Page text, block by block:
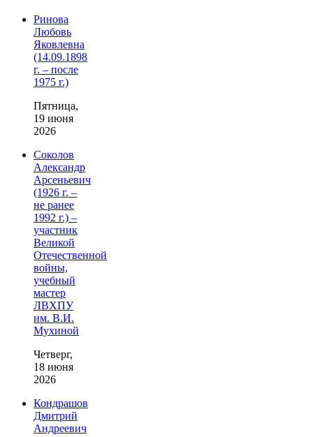
Ринова
Любовь
Яковлевна
(14.09.1898
г. – после
1975 г.)
Пятница,
19 июня
2026
Соколов
Александр
Арсеньевич
(1926 г. –
не ранее
1992 г.) –
участник
Великой
Отечественной
войны,
учебный
мастер
ЛВХПУ
им. В.И.
Мухиной
Четверг,
18 июня
2026
Кондрашов
Дмитрий
Андреевич